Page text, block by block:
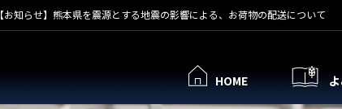
【お知らせ】熊本県を震源とする地震の影響による、お荷物の配送について
HOME